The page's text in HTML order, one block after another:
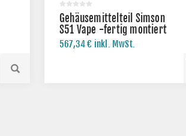
Gehäusemittelteil Simson
S51 Vape -fertig montiert
567,34 € inkl. MwSt.